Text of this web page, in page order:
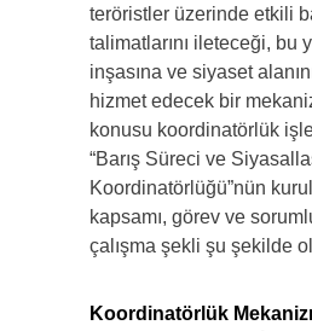
teröristler üzerinde etkili
talimatlarını ileteceği, bu
inşasına ve siyaset
hizmet edecek bir
konusu koordinatörlük
“Barış Süreci ve
Koordinatörlüğü”nün
kapsamı, görev ve
çalışma şekli şu şekilde
Koordinatörlük